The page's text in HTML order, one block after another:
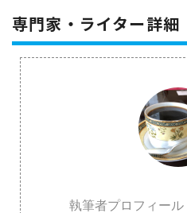
専門家・ライター詳細
執筆者プロフィール